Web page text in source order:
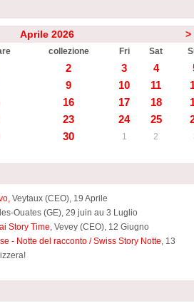
Aprile 2026 >
collezione Fri Sat
2 3 4
9 10 11
16 17 18
23 24 25
30 1 2
Veytaux (CEO), 19 Aprile
Ouates (GE), 29 juin au 3 Luglio
Story Time, Vevey (CEO), 12 Giugno
- Notte del racconto / Swiss Story Notte, 13